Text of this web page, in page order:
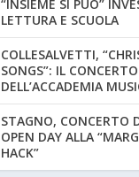
“INSIEME SI PUÒ”
LETTURA E SCUOLA
COLLESALVETTI,
SONGS”: IL
DELL’ACCADEMIA
STAGNO, CONCERTO
OPEN DAY ALLA
HACK”